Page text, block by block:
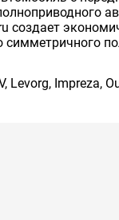
создает
симметричного
Impreza,